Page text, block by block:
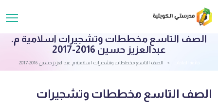
الصف التاسع مخططات وتشجيرات اسلامية م.
عبدالعزيز حسين 2016-2017
الصف التاسع مخططات وتشجيرات اسلامية م. عبدالعزيز حسين 2016-2017
الصف التاسع مخططات وتشجيرات